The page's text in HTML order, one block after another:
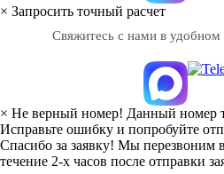
× Запросить точный расчет
Свяжитесь с нами в удобном
× Не верный номер! Данный номер
Исправьте ошибку и попробуйте
Спасибо за заявку! Мы перезвоним
течение 2-х часов после отправки